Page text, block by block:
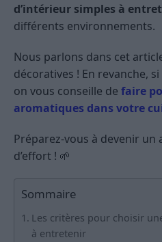
d’intérieur simples à
différents environnements.
Nous parlons dans cet
décoratives ! En revanche,
on vous conseille de faire
aromatiques dans votre
Préparez-vous à devenir
d’effort ! 🌱
Sommaire
Les critères pour choisir
à entretenir